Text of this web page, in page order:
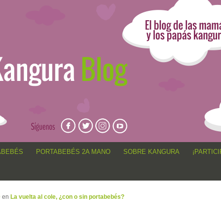
anécdotas de porteo, sorteos, concursos, artículos,
PORTABEBÉS 2A MANO SOBRE KANGURA
en La vuelta al cole, ¿con o sin portabebés?